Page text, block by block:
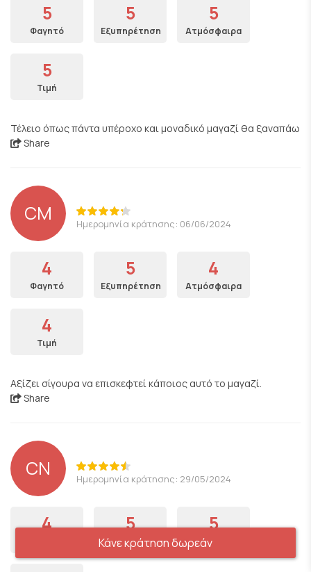
5
Φαγητό
5
Εξυπηρέτηση
5
Ατμόσφαιρα
5
Τιμή
Τέλειο όπως πάντα υπέροχο και μοναδικό μαγαζί θα ξαναπάω
Share
CM Ημερομηνία κράτησης: 06/06/2024
4
Φαγητό
5
Εξυπηρέτηση
4
Ατμόσφαιρα
4
Τιμή
Αξίζει σίγουρα να επισκεφτεί κάποιος αυτό το μαγαζί.
Share
CN Ημερομηνία κράτησης: 29/05/2024
4 5
Εξυπηρέτηση
5
Ατμόσφαιρα
Κάνε κράτηση δωρεάν